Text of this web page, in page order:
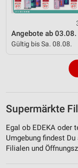
Angebote ab 03.08.
Gültig bis Sa. 08.08.
Supermärkte
Egal ob EDEKA oder
Umgebung findest
Filialen und